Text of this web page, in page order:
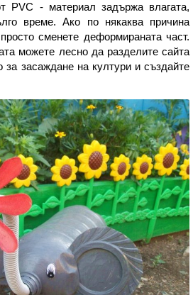
PVC - материал задържа влагата,
време. Ако по някаква причина
сменете деформираната част.
можете лесно да разделите сайта
за засаждане на култури и създайте